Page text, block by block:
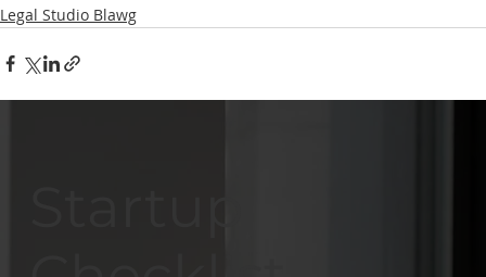
Legal Studio Blawg